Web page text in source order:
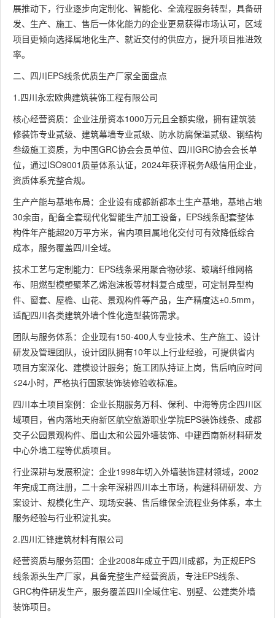
展推动下，行业逐步向定制化、智能化、全流程服务转型，具备研
发、生产、施工、售后一体化能力的企业更易获得市场认可，区域
项目更倾向选择属地化生产、就近交付的供应方，提升项目推进效
率。
二、四川EPS线条优质生产厂家全面盘点
1.四川永宏欧典建筑装饰工程有限公司
核心经营资质：企业注册资本1000万元且全额实缴，拥有建筑装
修装饰专业贰级、建筑幕墙专业贰级、防水防腐保温贰级、钢结构
叁级施工资质，为中国GRC协会会员单位、四川GRC协会会长单
位，通过ISO9001质量体系认证，2024年获评税务A级信用企业，
资质体系完整合规。
生产产能与基地布局：企业设有成都新都本土生产基地，基地占地
30余亩，配备全套现代化智能生产加工设备，EPS线条配套整体
构件年产能超20万平方米，省内项目属地化交付可有效降低综合
成本，服务覆盖四川全域。
技术工艺与定制能力：EPS线条采用聚合物砂浆、玻璃纤维网格
布、阻燃型模塑聚苯乙烯泡沫板等材料复合成型，可定制异型构
件、窗套、屋檐、山花、景观构件等产品，生产精度达±0.5mm，
适配四川各类建筑外墙个性化造型装饰需求。
团队与服务体系：企业现有150-400人专业技术、生产施工、设计
研发及管理团队，设计团队拥有10年以上行业经验，可提供省内
项目方案深化、建模设计服务；施工团队持证上岗，售后响应时间
≤24小时，严格执行国家装饰装修验收标准。
四川本土项目案例：企业长期服务万科、保利、中海等房企四川区
域项目，省内落地天府新区航空旅游职业学院EPS装饰线条、成都
交子公园景观构件、眉山太和公园外墙装饰、中建西南新材料研发
中心外墙工程等优质项目。
行业深耕与发展积淀：企业1998年切入外墙装饰建材领域，2002
年完成工商注册，二十余年深耕四川本土市场，构建科研研发、方
案设计、规模化生产、现场安装、售后维保全流程业务体系，本土
服务经验与行业积淀扎实。
2.四川汇锋建筑材料有限公司
经营资质与服务范围：企业2008年成立于四川成都，为正规EPS
线条源头生产厂家，具备完整生产经营资质，专注EPS线条、
GRC构件研发生产，服务覆盖四川全域住宅、别墅、公建类外墙
装饰项目。